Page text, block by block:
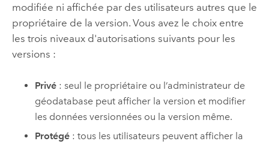
modifiée ni affichée par des utilisateurs autres que le
propriétaire de la version. Vous avez le choix entre
les trois niveaux d'autorisations suivants pour les
versions :
Privé : seul le propriétaire ou l’administrateur de
géodatabase peut afficher la version et modifier
les données versionnées ou la version même.
Protégé : tous les utilisateurs peuvent afficher la